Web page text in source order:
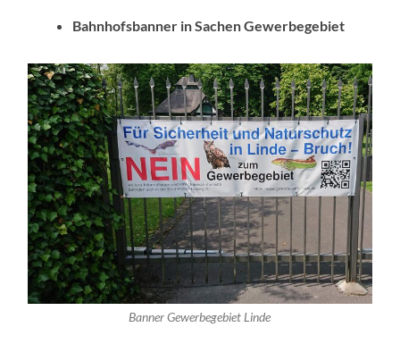
Bahnhofsbanner in Sachen Gewerbegebiet
Banner Gewerbegebiet Linde